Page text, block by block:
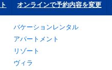
オンラインで予約内容を変更
バケーションレンタル
アパートメント
リゾート
ヴィラ